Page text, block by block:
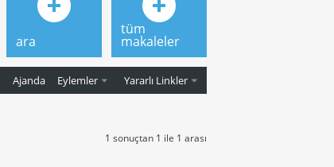
Ajanda Eylemler Yararlı Linkler
ara
tüm
makaleler
1 sonuçtan 1 ile 1 arası